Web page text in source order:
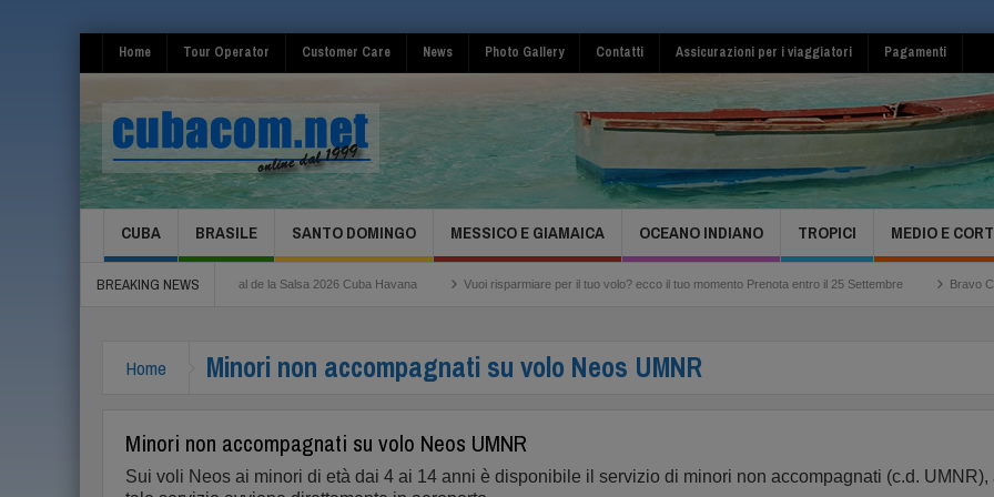
Home Tour Operator Customer Care News Photo Gallery Contatti Assicurazioni per i viaggiatori Pagamenti
CUBA BRASILE SANTO DOMINGO MESSICO E GIAMAICA OCEANO INDIANO TROPICI MEDIO E
BREAKING NEWS
Festival de la Salsa 2026 Cuba Havana Vuoi risparmiare per il tuo volo? ecco il tuo momento Prenota entro il 25 Settembre Bravo Club Viva
Home Minori non accompagnati su volo Neos UMNR
Minori non accompagnati su volo Neos UMNR
Sui voli Neos ai minori di età dai 4 ai 14 anni è disponibile il servizio di minori non accompagnati (c.d.